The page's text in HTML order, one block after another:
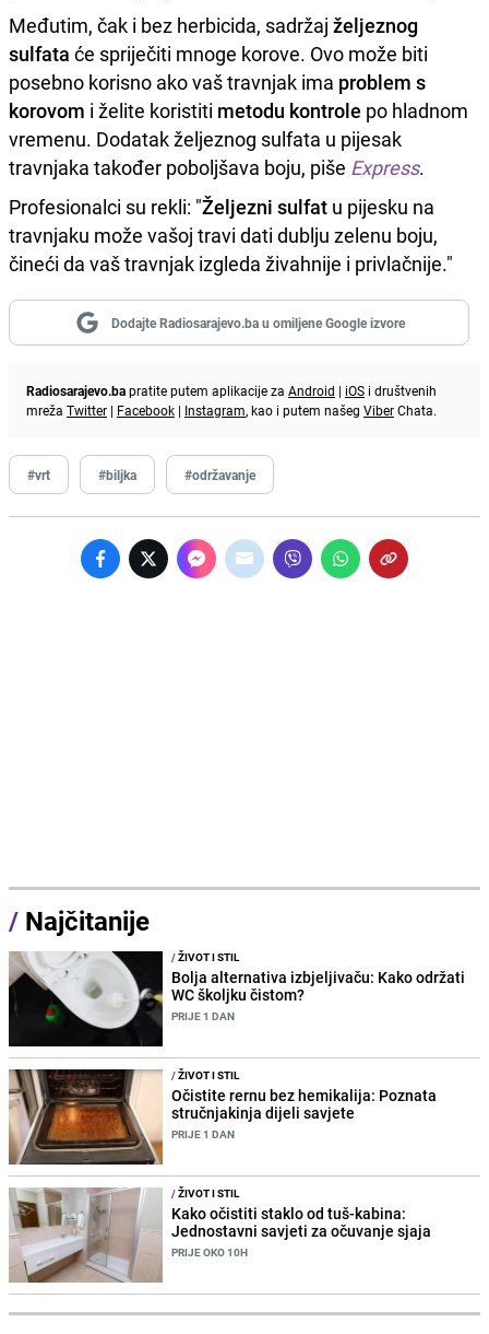
Međutim, čak i bez herbicida, sadržaj željeznog
sulfata će spriječiti mnoge korove. Ovo može biti
posebno korisno ako vaš travnjak ima problem s
korovom i želite koristiti metodu kontrole po hladnom
vremenu. Dodatak željeznog sulfata u pijesak
travnjaka također poboljšava boju, piše Express.
Profesionalci su rekli: "Željezni sulfat u pijesku na
travnjaku može vašoj travi dati dublju zelenu boju,
čineći da vaš travnjak izgleda živahnije i privlačnije."
Dodajte Radiosarajevo.ba u omiljene Google izvore
Radiosarajevo.bapratite putem aplikacije za Android | iOS i društvenih
mreža Twitter | Facebook | Instagram, kao i putem našeg ViberChata.
#vrt #biljka #održavanje
/ Najčitanije
/ŽIVOT I STIL
Bolja alternativa izbjeljivaču: Kako održati
WC školjku čistom?
PRIJE 1 DAN
/ŽIVOT I STIL
Očistite rernu bez hemikalija: Poznata
stručnjakinja dijeli savjete
PRIJE 1 DAN
/ŽIVOT I STIL
Kako očistiti staklo od tuš-kabina:
Jednostavni savjeti za očuvanje sjaja
PRIJE OKO 10H